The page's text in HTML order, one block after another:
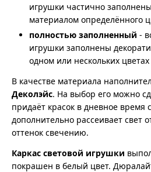
игрушки частично
материалом определённого
полностью заполненный -
игрушки заполнены
одном или нескольких
В качестве материала
Деколэйс. На выбор его можно
придаёт красок в дневное время
дополнительно рассеивает свет
оттенок свечению.
Каркас световой игрушки
покрашен в белый цвет.